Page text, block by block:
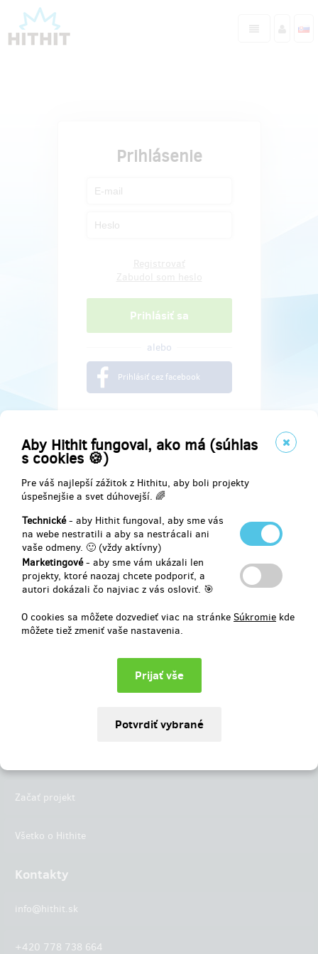
Aby Hithit fungoval, ako má (súhlas
s cookies 🍪)
Pre váš najlepší zážitok z Hithitu, aby boli projekty
úspešnejšie a svet dúhovejší. 🌈
Technické- aby Hithit fungoval, aby sme vás
na webe nestratili a aby sa nestrácali ani
vaše odmeny. 🙂 (vždy aktívny)
Marketingové- aby sme vám ukázali len
projekty, ktoré naozaj chcete podporiť, a
autori dokázali čo najviac z vás osloviť. 🎯
O cookies sa môžete dozvedieť viac na stránke Súkromie kde
môžete tiež zmeniť vaše nastavenia.
Prihlásenie
alebo
Prihlásiť cez facebook
Najdete nás na
Začať projekt
Všetko o Hithite
Kontakty
info@hithit.sk
+420 778 738 664